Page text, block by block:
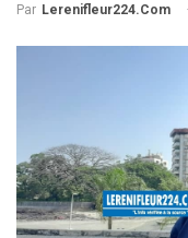
Par Lerenifleur224.com